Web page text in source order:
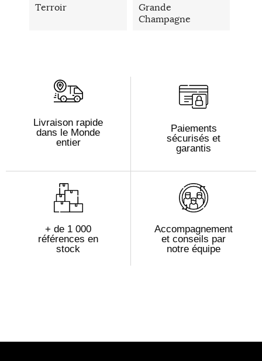
Terroir
Grande
Champagne
Livraison rapide
dans le Monde
entier
Paiements
sécurisés et
garantis
+ de 1 000
références en
stock
Accompagnement
et conseils par
notre équipe